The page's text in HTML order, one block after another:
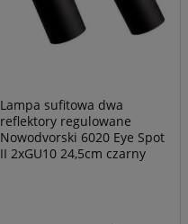
Lampa sufitowa dwa
reflektory regulowane
Nowodvorski 6020 Eye Spot
II 2xGU10 24,5cm czarny